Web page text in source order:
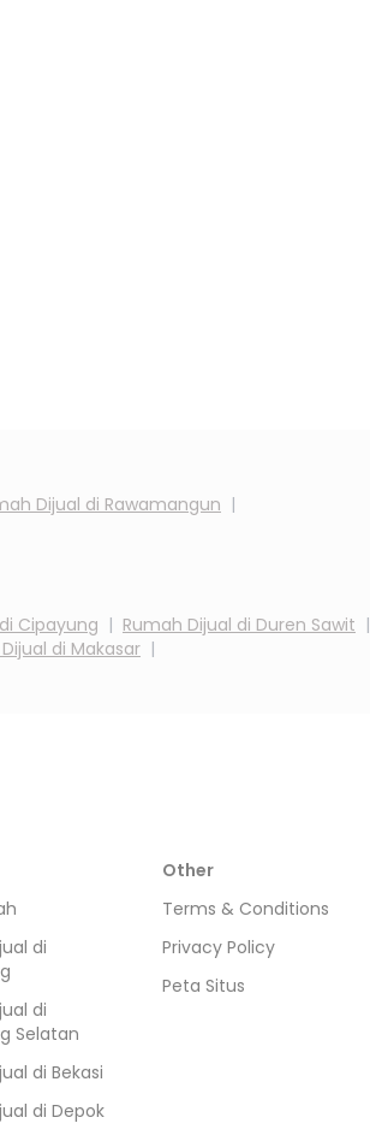
Dijual di Rawamangun |
Cipayung | Rumah Dijual di Duren Sawit |
di Makasar |
di
di
Selatan
di Bekasi
di Depok
Other
Terms & Conditions
Privacy Policy
Peta Situs